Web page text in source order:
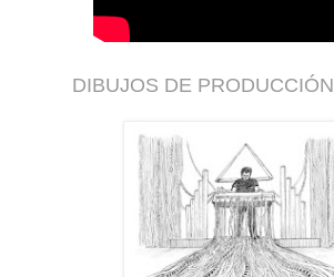
DIBUJOS DE PRODUCCIÓN